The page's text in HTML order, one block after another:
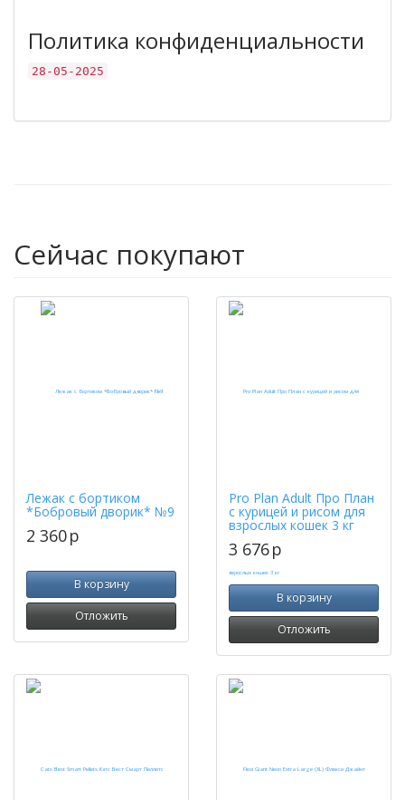
Политика конфиденциальности
28-05-2025
Сейчас покупают
Лежак с бортиком
*Бобровый дворик* №9
2 360p
В корзину
Отложить
Pro Plan Adult Про План
с курицей и рисом для
взрослых кошек 3 кг
3 676p
В корзину
Отложить